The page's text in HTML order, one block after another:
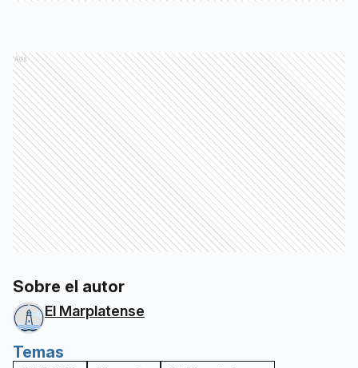
Ads
Sobre el autor
El Marplatense
Temas